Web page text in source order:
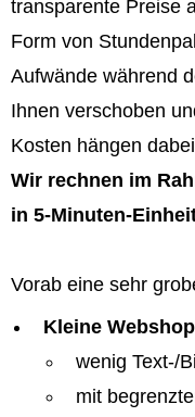
transparente Preise
Form von
Aufwände während
Ihnen verschoben
Kosten hängen
Wir rechnen im
in 5-Minuten-
Vorab eine sehr
Kleine
wenig Text-/
mit